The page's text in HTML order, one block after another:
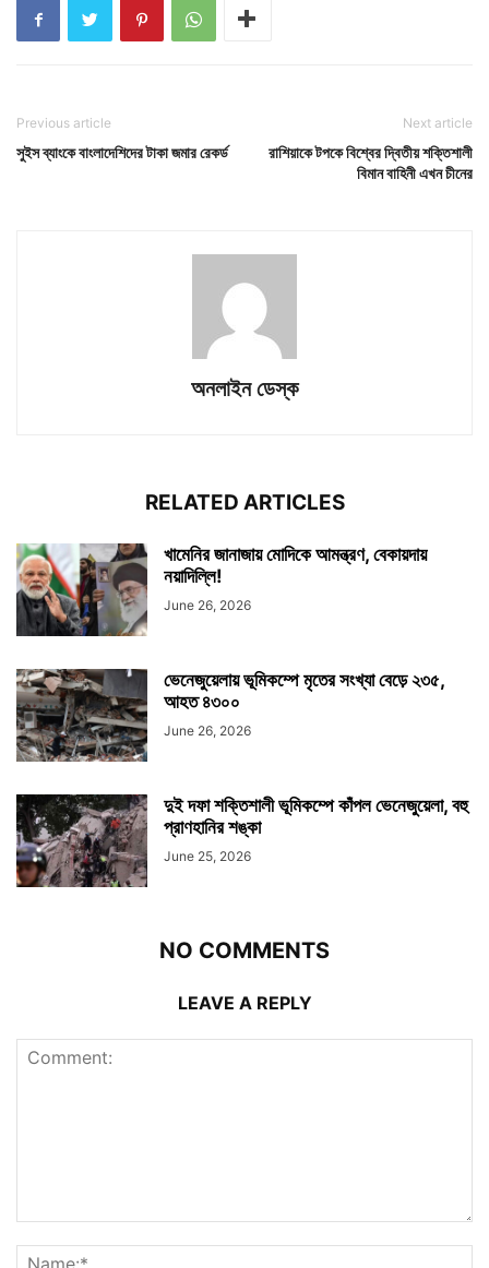
Previous article
সুইস ব্যাংকে বাংলাদেশিদের টাকা জমার রেকর্ড
Next article
রাশিয়াকে টপকে বিশ্বের দ্বিতীয় শক্তিশালী
বিমান বাহিনী এখন চীনের
অনলাইন ডেস্ক
RELATED ARTICLES
খামেনির জানাজায় মোদিকে আমন্ত্রণ, বেকায়দায়
নয়াদিল্লি!
June 26, 2026
ভেনেজুয়েলায় ভূমিকম্পে মৃতের সংখ্যা বেড়ে ২৩৫,
আহত ৪৩০০
June 26, 2026
দুই দফা শক্তিশালী ভূমিকম্পে কাঁপল ভেনেজুয়েলা, বহু
প্রাণহানির শঙ্কা
June 25, 2026
NO COMMENTS
LEAVE A REPLY